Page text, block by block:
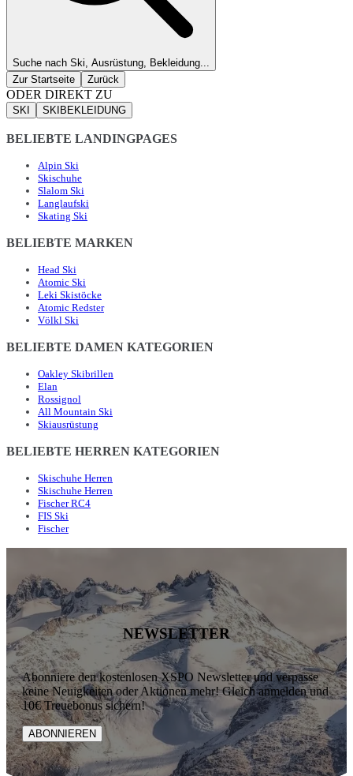
Suche nach Ski, Ausrüstung, Bekleidung...
Zur Startseite
Zurück
ODER DIREKT ZU
SKI SKIBEKLEIDUNG
BELIEBTE LANDINGPAGES
Alpin Ski
Skischuhe
Slalom Ski
Langlaufski
Skating Ski
BELIEBTE MARKEN
Head Ski
Atomic Ski
Leki Skistöcke
Atomic Redster
Völkl Ski
BELIEBTE DAMEN KATEGORIEN
Oakley Skibrillen
Elan
Rossignol
All Mountain Ski
Skiausrüstung
BELIEBTE HERREN KATEGORIEN
Skischuhe Herren
Skischuhe Herren
Fischer RC4
FIS Ski
Fischer
NEWSLETTER
Abonniere den kostenlosen XSPO Newsletter und verpasse
keine Neuigkeiten oder Aktionen mehr! Gleich anmelden und
10€ Treuebonus sichern!
ABONNIEREN